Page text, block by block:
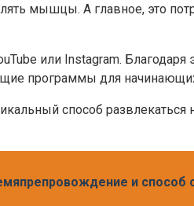
мышцы. А главное, это
или Instagram.
программы для
способ
и